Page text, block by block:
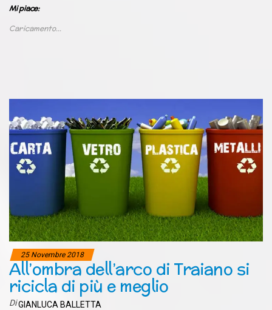
Mi piace:
Caricamento...
25 Novembre 2018
All’ombra dell’arco di Traiano si
ricicla di più e meglio
DiGIANLUCA BALLETTA